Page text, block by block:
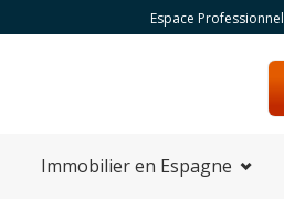
Espace Professionnel
Immobilier en Espagne